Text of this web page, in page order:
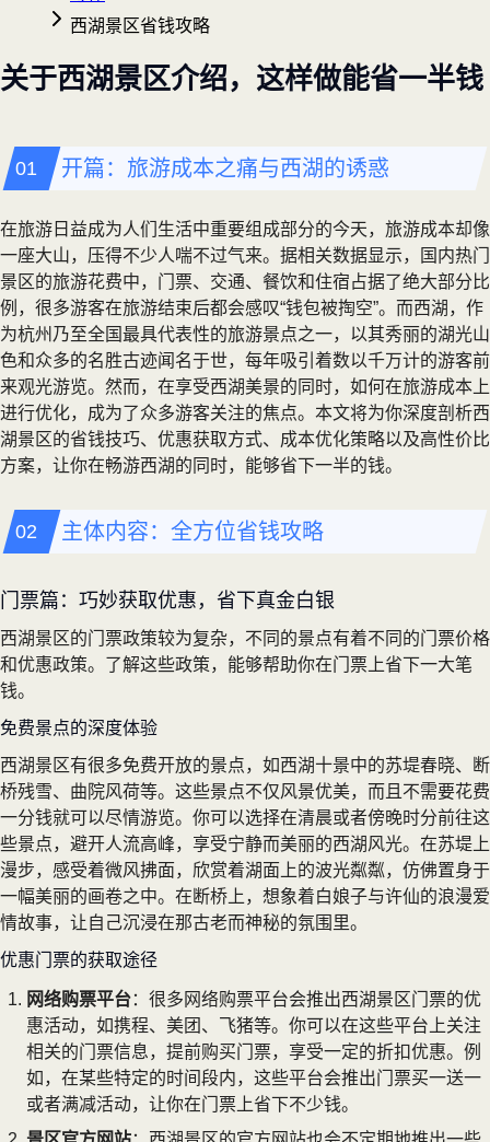
西湖景区省钱攻略
关于西湖景区介绍，这样做能省一半钱
开篇：旅游成本之痛与西湖的诱惑
在旅游日益成为人们生活中重要组成部分的今天，旅游成本却像
一座大山，压得不少人喘不过气来。据相关数据显示，国内热门
景区的旅游花费中，门票、交通、餐饮和住宿占据了绝大部分比
例，很多游客在旅游结束后都会感叹“钱包被掏空”。而西湖，作
为杭州乃至全国最具代表性的旅游景点之一，以其秀丽的湖光山
色和众多的名胜古迹闻名于世，每年吸引着数以千万计的游客前
来观光游览。然而，在享受西湖美景的同时，如何在旅游成本上
进行优化，成为了众多游客关注的焦点。本文将为你深度剖析西
湖景区的省钱技巧、优惠获取方式、成本优化策略以及高性价比
方案，让你在畅游西湖的同时，能够省下一半的钱。
主体内容：全方位省钱攻略
门票篇：巧妙获取优惠，省下真金白银
西湖景区的门票政策较为复杂，不同的景点有着不同的门票价格
和优惠政策。了解这些政策，能够帮助你在门票上省下一大笔
钱。
免费景点的深度体验
西湖景区有很多免费开放的景点，如西湖十景中的苏堤春晓、断
桥残雪、曲院风荷等。这些景点不仅风景优美，而且不需要花费
一分钱就可以尽情游览。你可以选择在清晨或者傍晚时分前往这
些景点，避开人流高峰，享受宁静而美丽的西湖风光。在苏堤上
漫步，感受着微风拂面，欣赏着湖面上的波光粼粼，仿佛置身于
一幅美丽的画卷之中。在断桥上，想象着白娘子与许仙的浪漫爱
情故事，让自己沉浸在那古老而神秘的氛围里。
优惠门票的获取途径
网络购票平台：很多网络购票平台会推出西湖景区门票的优
惠活动，如携程、美团、飞猪等。你可以在这些平台上关注
相关的门票信息，提前购买门票，享受一定的折扣优惠。例
如，在某些特定的时间段内，这些平台会推出门票买一送一
或者满减活动，让你在门票上省下不少钱。